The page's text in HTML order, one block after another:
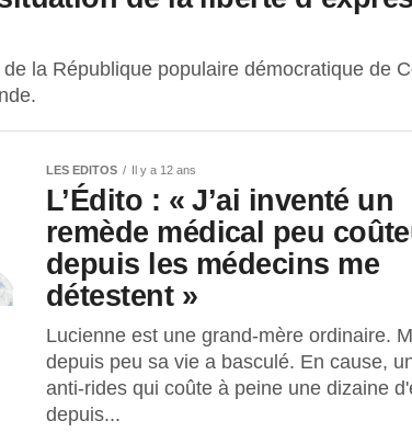
la République populaire démocratique de
LES EDITOS Il y a 12 ans
L’Édito : « J’ai inventé un
remède médical peu
depuis les médecins me
détestent »
Lucienne est une grand-mère ordinaire.
depuis peu sa vie a basculé. En cause,
anti-rides qui coûte à peine une dizaine
depuis...